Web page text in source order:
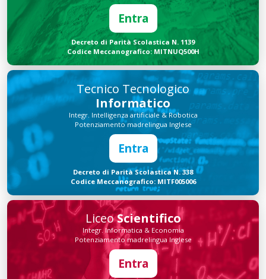
Entra
Decreto di Parità Scolastica N. 1139
Codice Meccanografico: MITNUQ500H
Tecnico Tecnologico
Informatico
Integr. Intelligenza artificiale & Robotica
Potenziamento madrelingua Inglese
Entra
Decreto di Parità Scolastica N. 338
Codice Meccanografico: MITF005006
LiceoScientifico
Integr. Informatica & Economia
Potenziamento madrelingua Inglese
Entra